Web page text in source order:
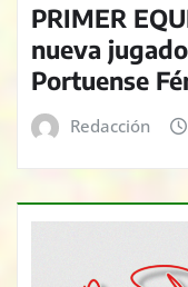
PRIMER
nueva
Portuense
Redacción